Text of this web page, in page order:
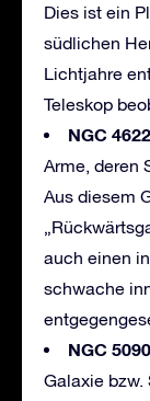
Dies ist ein
südlichen
Lichtjahre
Teleskop
NGC 4622
Arme, deren
Aus diesem
auch einen
schwache
NGC
Galaxie bzw.